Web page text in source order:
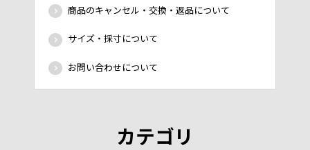
商品のキャンセル・交換・返品について
サイズ・採寸について
お問い合わせについて
カテゴリ